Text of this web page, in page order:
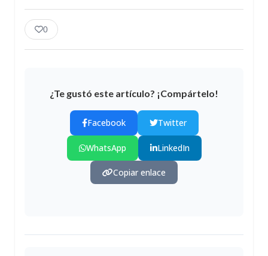
0
¿Te gustó este artículo? ¡Compártelo!
Facebook Twitter
WhatsApp LinkedIn
Copiar enlace